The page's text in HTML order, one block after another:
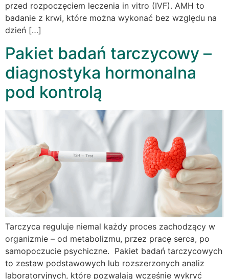
przed rozpoczęciem leczenia in vitro (IVF). AMH to
badanie z krwi, które można wykonać bez względu na
dzień […]
Pakiet badań tarczycowy –
diagnostyka hormonalna
pod kontrolą
Tarczyca reguluje niemal każdy proces zachodzący w
organizmie – od metabolizmu, przez pracę serca, po
samopoczucie psychiczne. Pakiet badań tarczycowych
to zestaw podstawowych lub rozszerzonych analiz
laboratoryjnych, które pozwalają wcześnie wykryć